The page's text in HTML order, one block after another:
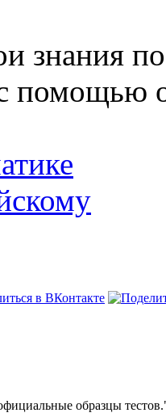
знания
помощью
образцы